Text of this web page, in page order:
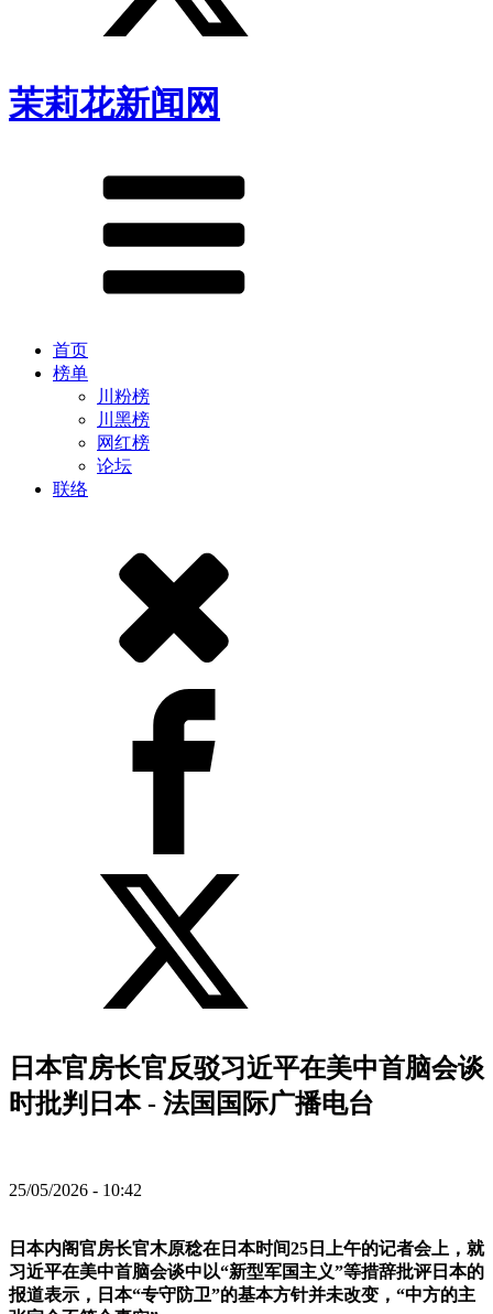
茉莉花新闻网
首页
榜单
川粉榜
川黑榜
网红榜
论坛
联络
日本官房长官反驳习近平在美中首脑会谈
时批判日本 - 法国国际广播电台
25/05/2026 - 10:42
日本内阁官房长官木原稔在日本时间25日上午的记者会上，就
习近平在美中首脑会谈中以“新型军国主义”等措辞批评日本的
报道表示，日本“专守防卫”的基本方针并未改变，“中方的主